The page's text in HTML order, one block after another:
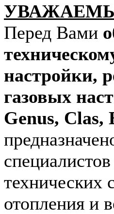
Перед Вами
настройки,
газовых
Genus, Clas,
технических
отопления и